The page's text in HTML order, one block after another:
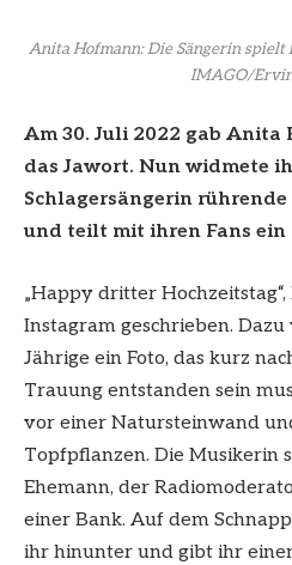
Anita Hofmann: Die Sängerin
IMAGO/
Am 30. Juli 2022 gab
das Jawort. Nun widmete
Schlagersängerin
und teilt mit ihren Fans ein
„Happy dritter
Instagram geschrieben.
Jährige ein Foto, das kurz
Trauung entstanden sein
vor einer Natursteinwand
Topfpflanzen. Die Musikerin
Ehemann, der
einer Bank. Auf dem
ihr hinunter und gibt ihr